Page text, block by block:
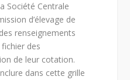
Société Centrale
d’élevage de
renseignements
des
de leur cotation.
dans cette grille